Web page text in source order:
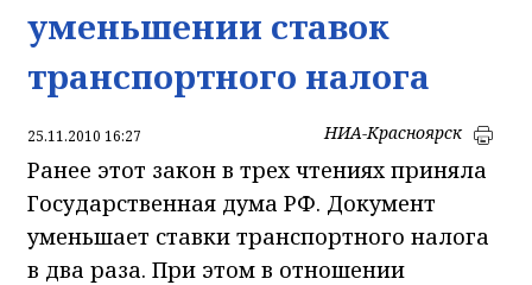
уменьшении ставок
транспортного налога
25.11.2010 16:27 НИА-Красноярск
Ранее этот закон в трех чтениях приняла
Государственная дума РФ. Документ
уменьшает ставки транспортного налога
в два раза. При этом в отношении